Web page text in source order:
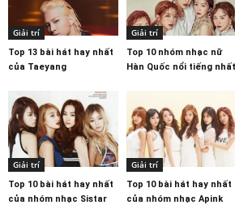
Giải trí
Top 13 bài hát hay nhất
của Taeyang
Giải trí
Top 10 nhóm nhạc nữ
Hàn Quốc nổi tiếng nhất
Giải trí
Top 10 bài hát hay nhất
của nhóm nhạc Sistar
Giải trí
Top 10 bài hát hay nhất
của nhóm nhạc Apink